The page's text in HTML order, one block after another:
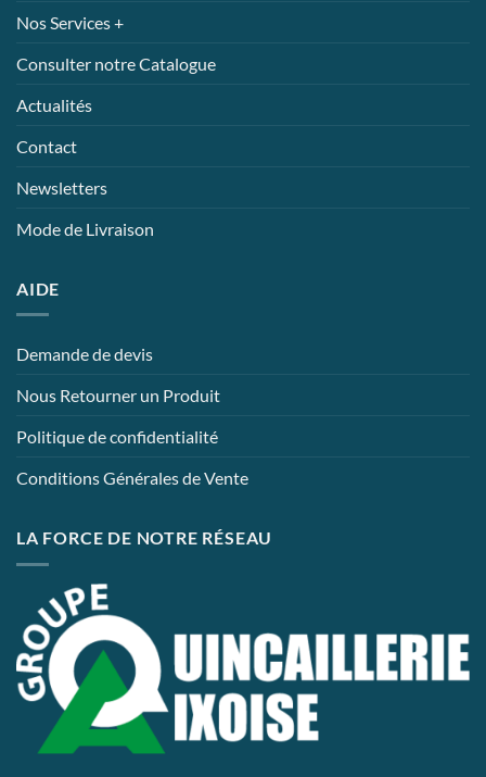
Nos Services +
Consulter notre Catalogue
Actualités
Contact
Newsletters
Mode de Livraison
AIDE
Demande de devis
Nous Retourner un Produit
Politique de confidentialité
Conditions Générales de Vente
LA FORCE DE NOTRE RÉSEAU